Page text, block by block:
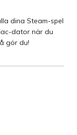
dina Steam-spel
dator när du
gör du!